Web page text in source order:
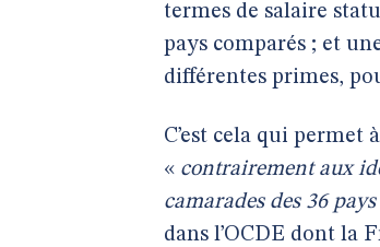
termes de salaire
pays comparés ; et
différentes primes,
C’est cela qui
« contrairement aux
camarades des 36
dans l’OCDE dont la